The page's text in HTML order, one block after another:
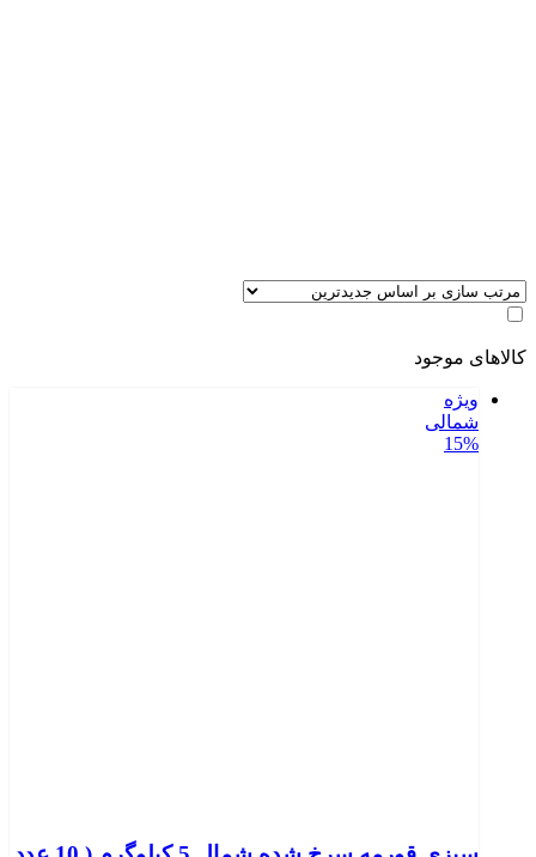
کالاهای موجود
ویژه
شمالی
15%